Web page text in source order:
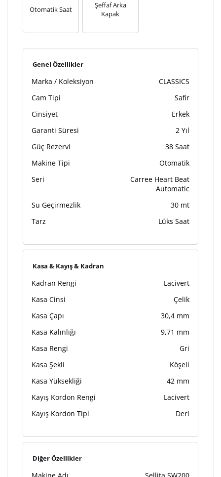
Otomatik Saat
Şeffaf Arka
Kapak
Genel Özellikler
Marka / Koleksiyon
CLASSICS
Cam Tipi
Safir
Cinsiyet
Erkek
Garanti Süresi
2 Yıl
Güç Rezervi
38 Saat
Makine Tipi
Otomatik
Seri
Carree Heart Beat
Automatic
Su Geçirmezlik
30 mt
Tarz
Lüks Saat
Kasa & Kayış & Kadran
Kadran Rengi
Lacivert
Kasa Cinsi
Çelik
Kasa Çapı
30,4 mm
Kasa Kalınlığı
9,71 mm
Kasa Rengi
Gri
Kasa Şekli
Köşeli
Kasa Yüksekliği
42 mm
Kayış Kordon Rengi
Lacivert
Kayış Kordon Tipi
Deri
Diğer Özellikler